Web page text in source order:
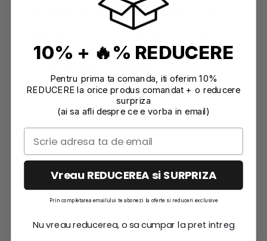
Pigmenții sunt disponibili pentru achiziționare în sticle de
Putem aduce la comanda si in sticle de 1 kg; ne puteti
contacta prin email
office@effrene.ro
luni de la data afișată pe ambalaj.
Effrene este unicul distribuitor oficial Jesmonite in Romania.
Caracteristici
10% + 🔥% REDUCERE
Pentru prima ta comanda, iti oferim 10%
REDUCERE la orice produs comandat + o reducere
surpriza
(ai sa afli despre ce e vorba in email)
Vreau REDUCEREA si SURPRIZA
Prin completarea emailului te abonezi la oferte si reduceri exclusive
Nu vreau reducerea, o sa cumpar la pret intreg